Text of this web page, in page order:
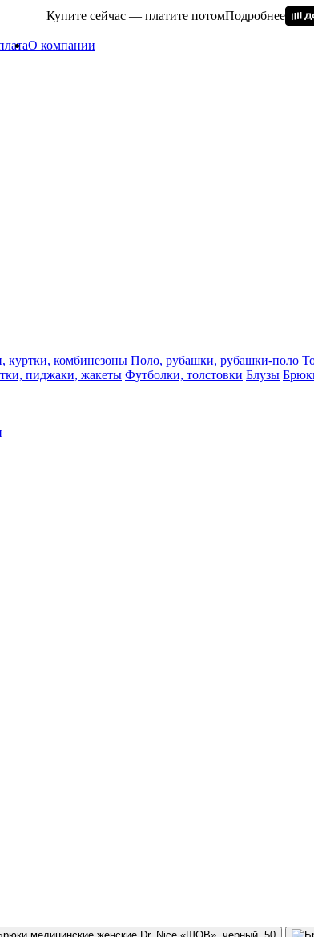
Купите сейчас — платите потомПодробнее
О компании
комбинезоны Поло, рубашки, рубашки-поло
пиджаки, жакеты Футболки, толстовки Блузы